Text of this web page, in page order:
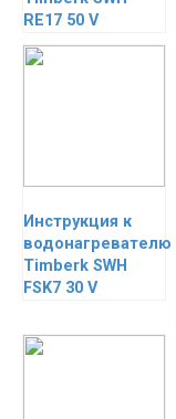
RE17 50 V
Инструкция к
водонагревателю
Timberk SWH
FSK7 30 V